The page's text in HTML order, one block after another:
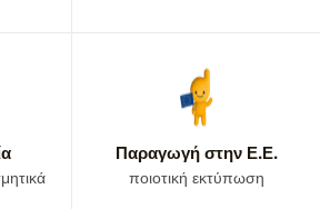
Παραγωγή στην Ε.Ε.
ποιοτική εκτύπωση